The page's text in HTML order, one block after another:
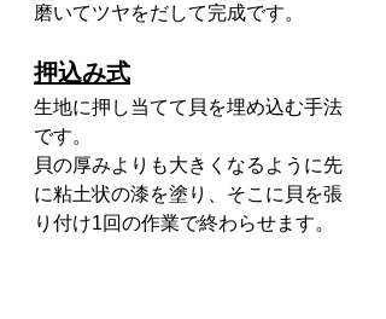
磨いてツヤをだして完成です。
押込み式
生地に押し当てて貝を埋め込む手法
です。
貝の厚みよりも大きくなるように先
に粘土状の漆を塗り、そこに貝を張
り付け1回の作業で終わらせます。